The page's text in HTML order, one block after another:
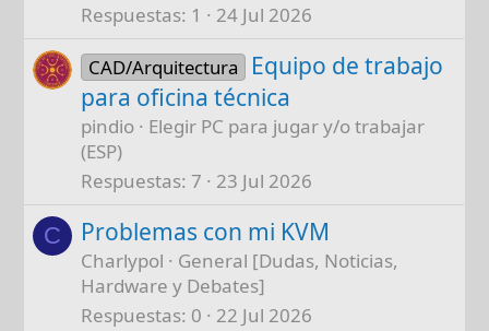
Respuestas 1 24 Jul 2026
CAD/Arquitectura
Equipo de trabajo
para oficina técnica
pindio
Elegir PC para jugar y/o trabajar
(ESP)
Respuestas 7 23 Jul 2026
C Problemas con mi KVM
Charlypol
General [Dudas, Noticias,
Hardware y Debates]
Respuestas 0 22 Jul 2026